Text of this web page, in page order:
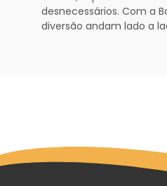
desnecessários. Com a
diversão andam lado a